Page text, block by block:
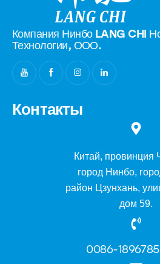
Компания Нинбо LANG CHI
Технологии, ООО.
Контакты
Китай, провинция
город Нинбо,
район Цзунхань,
дом 59.
0086-